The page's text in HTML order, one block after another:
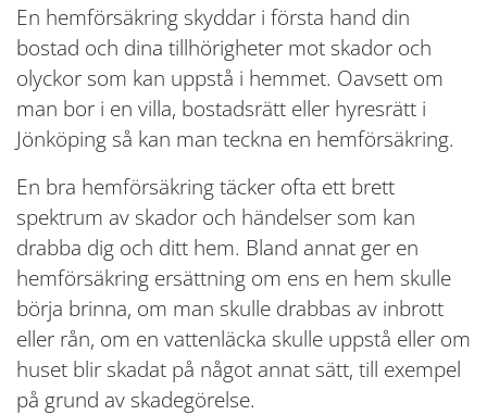
En hemförsäkring skyddar i första hand din
bostad och dina tillhörigheter mot skador och
olyckor som kan uppstå i hemmet. Oavsett om
man bor i en villa, bostadsrätt eller hyresrätt i
Jönköping så kan man teckna en hemförsäkring.
En bra hemförsäkring täcker ofta ett brett
spektrum av skador och händelser som kan
drabba dig och ditt hem. Bland annat ger en
hemförsäkring ersättning om ens en hem skulle
börja brinna, om man skulle drabbas av inbrott
eller rån, om en vattenläcka skulle uppstå eller om
huset blir skadat på något annat sätt, till exempel
på grund av skadegörelse.